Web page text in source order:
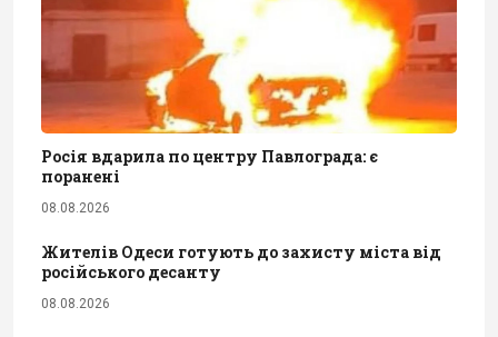
Росія вдарила по центру Павлограда: є
поранені
08.08.2026
Жителів Одеси готують до захисту міста від
російського десанту
08.08.2026